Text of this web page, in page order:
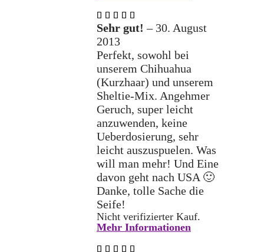
mit
5
von 5
Sehr gut!– 30. August
2013
Perfekt, sowohl bei
unserem Chihuahua
(Kurzhaar) und unserem
Sheltie-Mix. Angehmer
Geruch, super leicht
anzuwenden, keine
Ueberdosierung, sehr
leicht auszuspuelen. Was
will man mehr! Und Eine
davon geht nach USA 🙂
Danke, tolle Sache die
Seife!
Nicht verifizierter Kauf.
Mehr Informationen